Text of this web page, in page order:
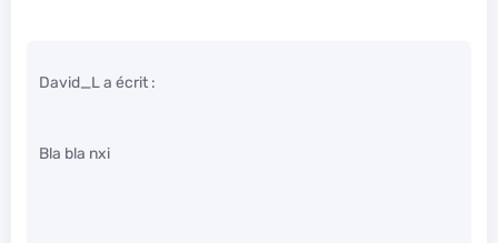
David_L a écrit :
Bla bla nxi